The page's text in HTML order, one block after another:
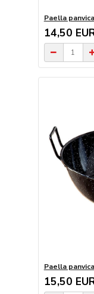
Paella
14,50
Paella
15,50